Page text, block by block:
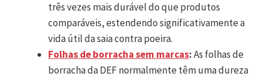
três vezes mais durável do que produtos
comparáveis, estendendo significativamente a
vida útil da saia contra poeira.
Folhas de borracha sem marcas:As folhas de
borracha da DEF normalmente têm uma dureza